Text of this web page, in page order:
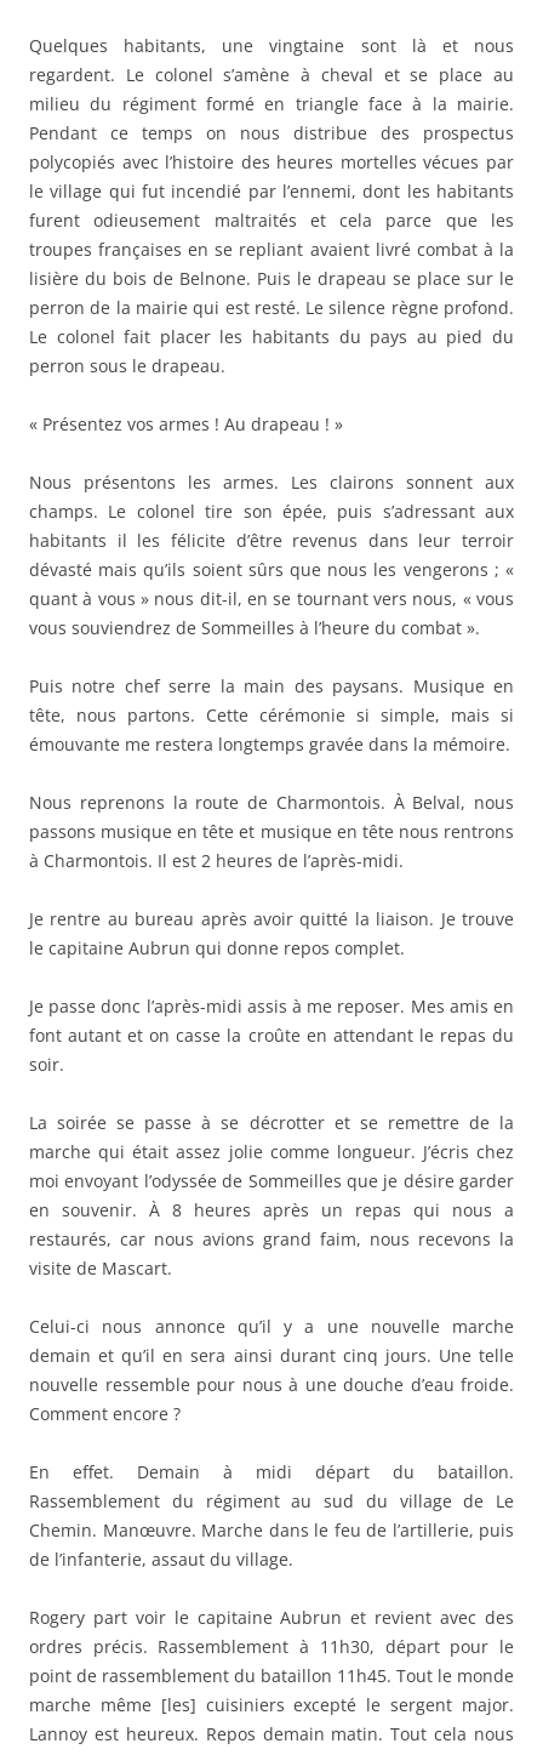
Quelques habitants, une vingtaine sont là et nous
regardent. Le colonel s’amène à cheval et se place au
milieu du régiment formé en triangle face à la mairie.
Pendant ce temps on nous distribue des prospectus
polycopiés avec l’histoire des heures mortelles vécues par
le village qui fut incendié par l’ennemi, dont les habitants
furent odieusement maltraités et cela parce que les
troupes françaises en se repliant avaient livré combat à la
lisière du bois de Belnone. Puis le drapeau se place sur le
perron de la mairie qui est resté. Le silence règne profond.
Le colonel fait placer les habitants du pays au pied du
perron sous le drapeau.
« Présentez vos armes ! Au drapeau ! »
Nous présentons les armes. Les clairons sonnent aux
champs. Le colonel tire son épée, puis s’adressant aux
habitants il les félicite d’être revenus dans leur terroir
dévasté mais qu’ils soient sûrs que nous les vengerons ; «
quant à vous » nous dit-il, en se tournant vers nous, « vous
vous souviendrez de Sommeilles à l’heure du combat ».
Puis notre chef serre la main des paysans. Musique en
tête, nous partons. Cette cérémonie si simple, mais si
émouvante me restera longtemps gravée dans la mémoire.
Nous reprenons la route de Charmontois. À Belval, nous
passons musique en tête et musique en tête nous rentrons
à Charmontois. Il est 2 heures de l’après-midi.
Je rentre au bureau après avoir quitté la liaison. Je trouve
le capitaine Aubrun qui donne repos complet.
Je passe donc l’après-midi assis à me reposer. Mes amis en
font autant et on casse la croûte en attendant le repas du
soir.
La soirée se passe à se décrotter et se remettre de la
marche qui était assez jolie comme longueur. J’écris chez
moi envoyant l’odyssée de Sommeilles que je désire garder
en souvenir. À 8 heures après un repas qui nous a
restaurés, car nous avions grand faim, nous recevons la
visite de Mascart.
Celui-ci nous annonce qu’il y a une nouvelle marche
demain et qu’il en sera ainsi durant cinq jours. Une telle
nouvelle ressemble pour nous à une douche d’eau froide.
Comment encore ?
En effet. Demain à midi départ du bataillon.
Rassemblement du régiment au sud du village de Le
Chemin. Manœuvre. Marche dans le feu de l’artillerie, puis
de l’infanterie, assaut du village.
Rogery part voir le capitaine Aubrun et revient avec des
ordres précis. Rassemblement à 11h30, départ pour le
point de rassemblement du bataillon 11h45. Tout le monde
marche même [les] cuisiniers excepté le sergent major.
Lannoy est heureux. Repos demain matin. Tout cela nous